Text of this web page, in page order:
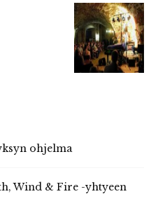
ohjelma
Wind & Fire -yhtyeen